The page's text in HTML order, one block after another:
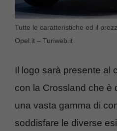
Tutte le caratteristiche ed il
Opel.it – Turiweb.it
Il logo sarà presente al
con la Crossland che è
una vasta gamma di
soddisfare le diverse